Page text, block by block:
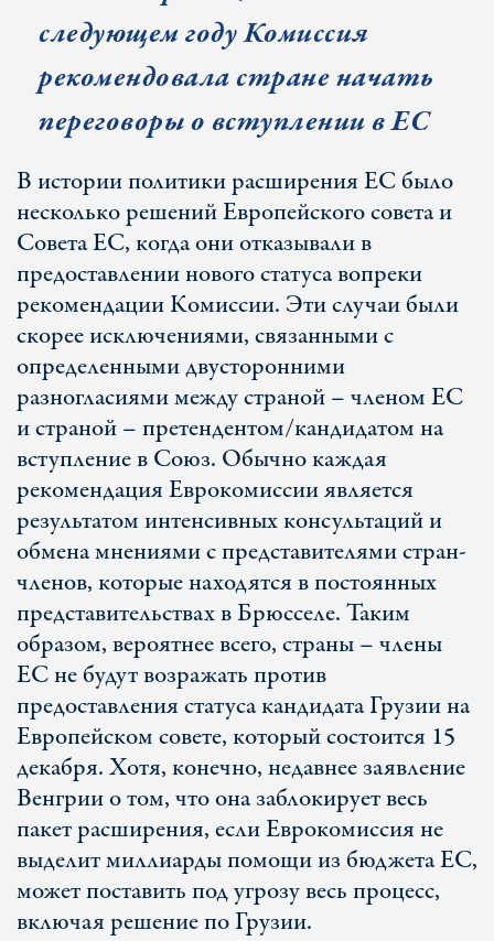
следующем году Комиссия
рекомендовала стране начать
переговоры о вступлении в ЕС
В истории политики расширения ЕС было
несколько решений Европейского совета и
Совета ЕС, когда они отказывали в
предоставлении нового статуса вопреки
рекомендации Комиссии. Эти случаи были
скорее исключениями, связанными с
определенными двусторонними
разногласиями между страной – членом ЕС
и страной – претендентом/кандидатом на
вступление в Союз. Обычно каждая
рекомендация Еврокомиссии является
результатом интенсивных консультаций и
обмена мнениями с представителями стран-
членов, которые находятся в постоянных
представительствах в Брюсселе. Таким
образом, вероятнее всего, страны – члены
ЕС не будут возражать против
предоставления статуса кандидата Грузии на
Европейском совете, который состоится 15
декабря. Хотя, конечно, недавнее заявление
Венгрии о том, что она заблокирует весь
пакет расширения, если Еврокомиссия не
выделит миллиарды помощи из бюджета ЕС,
может поставить под угрозу весь процесс,
включая решение по Грузии.